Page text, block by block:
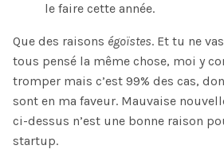
le faire cette année.
Que des raisons égoïstes. Et tu ne
tous pensé la même chose, moi y
tromper mais c’est 99% des cas,
sont en ma faveur. Mauvaise
ci-dessus n’est une bonne raison
startup.